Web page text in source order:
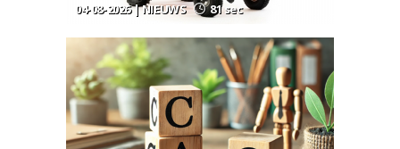
04-08-2026 | NIEUWS 81 sec